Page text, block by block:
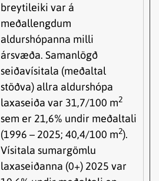
breytileiki var á
meðallengdum
aldurshópanna milli
ársvæða. Samanlögð
seiðavísitala (meðaltal
stöðva) allra aldurshópa
laxaseiða var 31,7/100 m2
sem er 21,6% undir meðaltali
(1996 – 2025; 40,4/100 m2).
Vísitala sumargömlu
laxaseiðanna (0+) 2025 var